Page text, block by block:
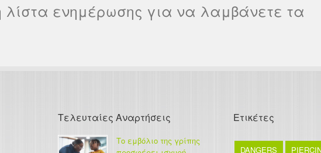
λίστα ενημέρωσης για να λαμβάνετε τα
Τελευταίες Αναρτήσεις
Το εμβόλιο της γρίπης
Ετικέτες
DANGERS